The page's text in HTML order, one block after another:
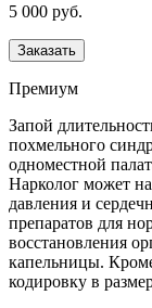
5 000 руб.
Заказать
Премиум
Запой
похмельного
одноместной
Нарколог может
давления и
препаратов для
восстановления
капельницы.
кодировку в